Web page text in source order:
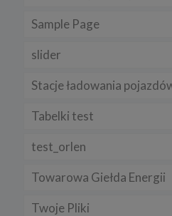
Sample Page
slider
Stacje ładowania
Tabelki test
test_orlen
Towarowa Giełda Energii
Twoje Pliki